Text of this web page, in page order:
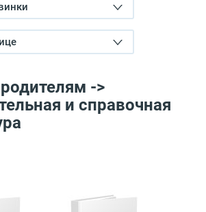
->
и справочная